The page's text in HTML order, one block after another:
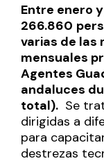
Entre enero
266.860
varias de las
mensuales
Agentes
andaluces
total). Se
dirigidas a
para
destrezas